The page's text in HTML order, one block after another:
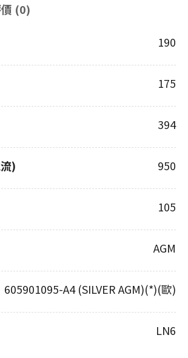
(0)
190
175
394
) 950
105
AGM
605901095-A4 (SILVER AGM)(*)(歐)
LN6